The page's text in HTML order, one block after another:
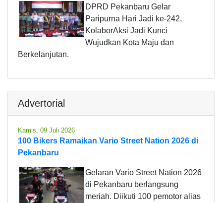
DPRD Pekanbaru Gelar
Paripurna Hari Jadi ke-242,
KolaborAksi Jadi Kunci
Wujudkan Kota Maju dan
Berkelanjutan.
Advertorial
Kamis, 09 Juli 2026
100 Bikers Ramaikan Vario Street Nation 2026 di
Pekanbaru
Gelaran Vario Street Nation 2026
di Pekanbaru berlangsung
meriah. Diikuti 100 pemotor alias